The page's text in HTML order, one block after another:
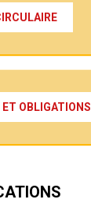
ET OBLIGATIONS